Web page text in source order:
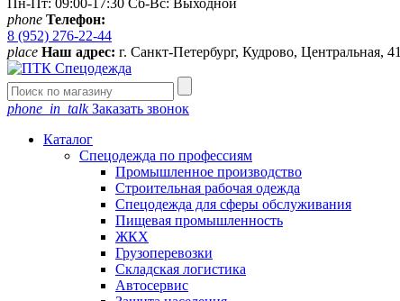
Пн-Пт: 09:00-17:30 Сб-Вс: Выходной
phone Телефон:
8 (952) 276-22-44
place Наш адрес: г. Санкт-Петербург, Кудрово, Центральная, 41
phone_in_talkЗаказать звонок
Каталог
Спецодежда по профессиям
Промышленное производство
Строительная рабочая одежда
Спецодежда для сферы обслуживания
Пищевая промышленность
ЖКХ
Грузоперевозки
Складская логистика
Автосервис